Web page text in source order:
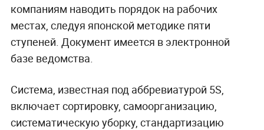
компаниям наводить порядок на рабочих
местах, следуя японской методике пяти
ступеней. Документ имеется в электронной
базе ведомства.
Система, известная под аббревиатурой 5S,
включает сортировку, самоорганизацию,
систематическую уборку, стандартизацию